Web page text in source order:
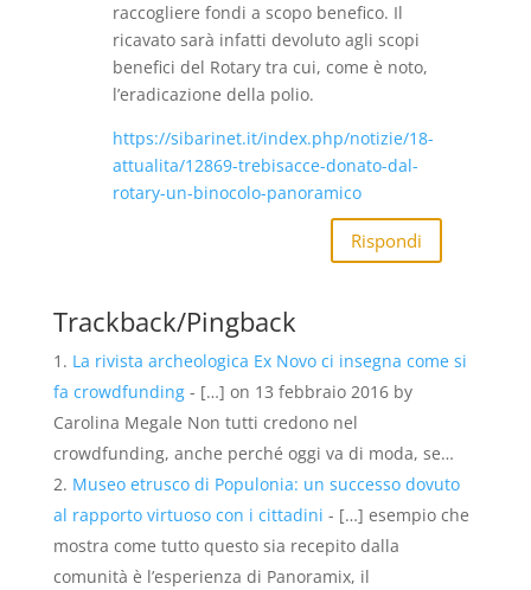
raccogliere fondi a scopo benefico. Il
ricavato sarà infatti devoluto agli scopi
benefici del Rotary tra cui, come è noto,
l’eradicazione della polio.
https://sibarinet.it/index.php/notizie/18-
attualita/12869-trebisacce-donato-dal-
rotary-un-binocolo-panoramico
Rispondi
Trackback/Pingback
La rivista archeologica Ex Novo ci insegna come si
fa crowdfunding- […] on 13 febbraio 2016 by
Carolina Megale Non tutti credono nel
crowdfunding, anche perché oggi va di moda, se…
Museo etrusco di Populonia: un successo dovuto
al rapporto virtuoso con i cittadini - […] esempio che
mostra come tutto questo sia recepito dalla
comunità è l’esperienza di Panoramix, il